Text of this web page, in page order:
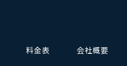
料金表 会社概要